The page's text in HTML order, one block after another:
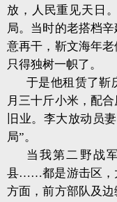
放，人民重见天日
局。当时的老搭档
意再干，靳文海年
只得独树一帜了。
于是他租赁了靳
月三十斤小米，配
旧业。李大放动员
局”。
当我第二野战
县……都是游击区，
方面，前方部队及